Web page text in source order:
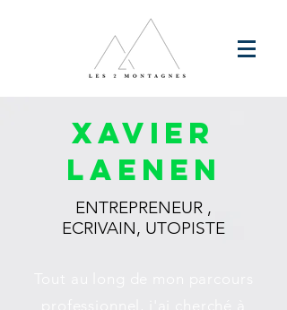
XAVIEr
LAENEN
ENTREPRENEUR ,
ECRIVAIN, UTOPISTE